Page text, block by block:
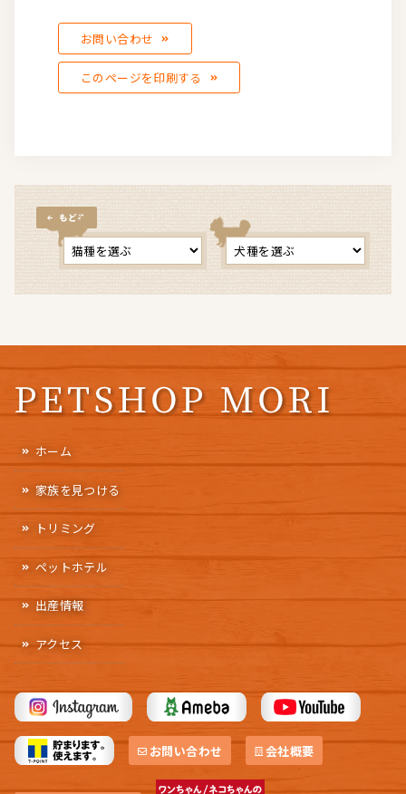
お問い合わせ
このページを印刷する
もどる
ホーム
家族を見つける
トリミング
ペットホテル
出産情報
アクセス
お問い合わせ 会社概要